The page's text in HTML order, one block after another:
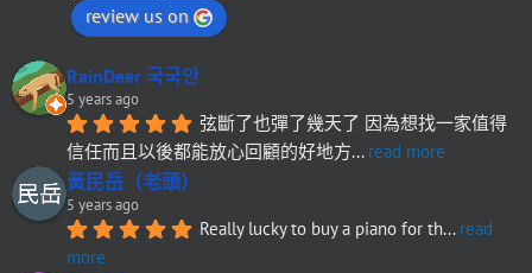
review us on
RainDeer 국국안
5 years ago
弦斷了也彈了幾天了 因為想找一家值得
信任而且以後都能放心回顧的好地方... read more
黃民岳（老頭）
5 years ago
Really lucky to buy a piano for th... read
more